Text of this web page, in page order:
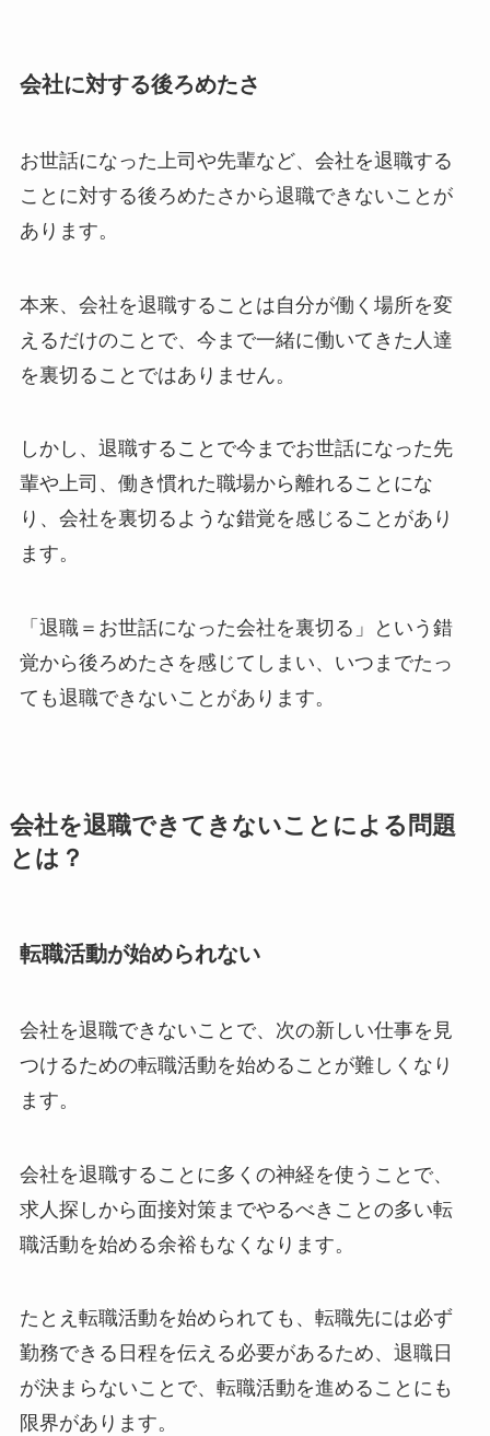
会社に対する後ろめたさ
お世話になった上司や先輩など、会社を退職する
ことに対する後ろめたさから退職できないことが
あります。
本来、会社を退職することは自分が働く場所を変
えるだけのことで、今まで一緒に働いてきた人達
を裏切ることではありません。
しかし、退職することで今までお世話になった先
輩や上司、働き慣れた職場から離れることにな
り、会社を裏切るような錯覚を感じることがあり
ます。
「退職＝お世話になった会社を裏切る」という錯
覚から後ろめたさを感じてしまい、いつまでたっ
ても退職できないことがあります。
会社を退職できてきないことによる問題
とは？
転職活動が始められない
会社を退職できないことで、次の新しい仕事を見
つけるための転職活動を始めることが難しくなり
ます。
会社を退職することに多くの神経を使うことで、
求人探しから面接対策までやるべきことの多い転
職活動を始める余裕もなくなります。
たとえ転職活動を始められても、転職先には必ず
勤務できる日程を伝える必要があるため、退職日
が決まらないことで、転職活動を進めることにも
限界があります。